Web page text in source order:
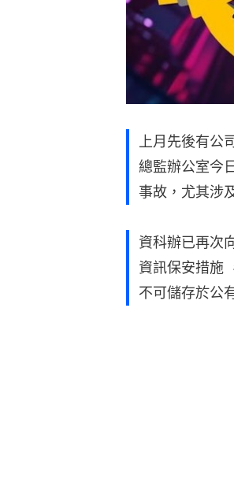
上月先後有公
總監辦公室今
事故，尤其涉
資科辦已再次
資訊保安措施
不可儲存於公